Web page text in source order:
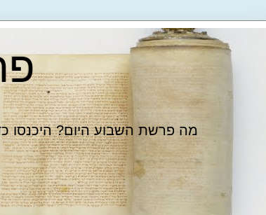
מה פרשת השבוע היום? היכנסו